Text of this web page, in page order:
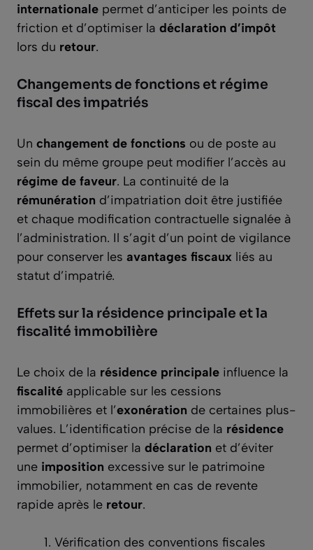
internationale permet d’anticiper les points de
friction et d’optimiser la déclaration d’impôt
lors du retour.
Changements de fonctions et régime
fiscal des impatriés
Un changement de fonctions ou de poste au
sein du même groupe peut modifier l’accès au
régime de faveur. La continuité de la
rémunération d’impatriation doit être justifiée
et chaque modification contractuelle signalée à
l’administration. Il s’agit d’un point de vigilance
pour conserver les avantages fiscaux liés au
statut d’impatrié.
Effets sur la résidence principale et la
fiscalité immobilière
Le choix de la résidence principale influence la
fiscalité applicable sur les cessions
immobilières et l’exonération de certaines plus-
values. L’identification précise de la résidence
permet d’optimiser la déclaration et d’éviter
une imposition excessive sur le patrimoine
immobilier, notamment en cas de revente
rapide après le retour.
Vérification des conventions fiscales